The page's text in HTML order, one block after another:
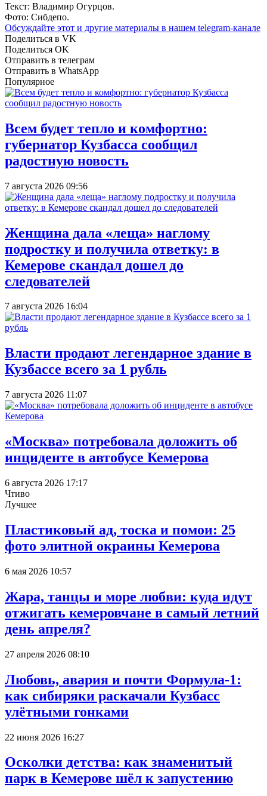
Текст: Владимир Огурцов.
Фото: Сибдепо.
Обсуждайте этот и другие материалы в нашем telegram-канале
Поделиться в VK
Поделиться OK
Отправить в телеграм
Отправить в WhatsApp
Популярное
Всем будет тепло и комфортно:
губернатор Кузбасса сообщил
радостную новость
7 августа 2026 09:56
Женщина дала «леща» наглому
подростку и получила ответку: в
Кемерове скандал дошел до
следователей
7 августа 2026 16:04
Власти продают легендарное здание в
Кузбассе всего за 1 рубль
7 августа 2026 11:07
«Москва» потребовала доложить об
инциденте в автобусе Кемерова
6 августа 2026 17:17
Чтиво
Лучшее
Пластиковый ад, тоска и помои: 25
фото элитной окраины Кемерова
6 мая 2026 10:57
Жара, танцы и море любви: куда идут
отжигать кемеровчане в самый летний
день апреля?
27 апреля 2026 08:10
Любовь, авария и почти Формула-1:
как сибиряки раскачали Кузбасс
улётными гонками
22 июня 2026 16:27
Осколки детства: как знаменитый
парк в Кемерове шёл к запустению